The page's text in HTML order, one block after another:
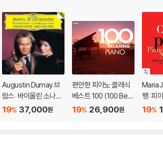
Augustin Dumay 브
람스: 바이올린 소나타
집 (Brahms: Violin So
37,000원
19%
편안한 피아노 클래식
베스트 100 (100 Best
Relaxing Piano)
26,900원
19%
Maria
팽: 피
녹턴 -
19%